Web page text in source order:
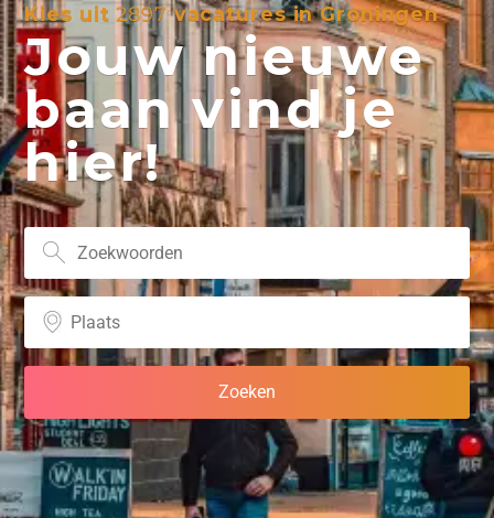
Kies uit2897vacatures in Groningen
Jouw nieuwe
baan vind je
hier!